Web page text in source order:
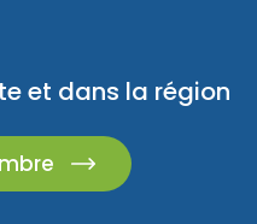
et dans la région